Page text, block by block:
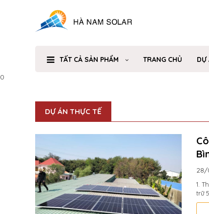
TẤT CẢ SẢN PHẨM TRANG CHỦ DỰ
0
DỰ ÁN THỰC TẾ
1.
trữ